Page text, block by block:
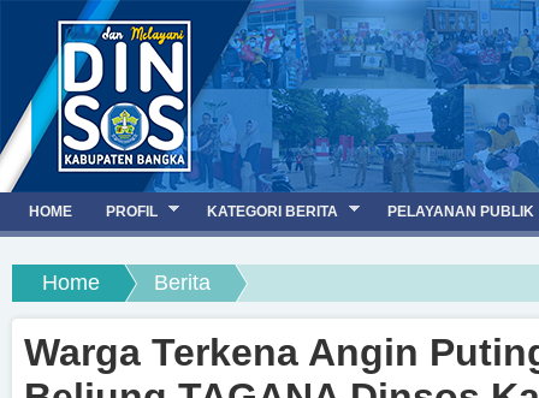
Jump to navigation
You are here
Home Berita
Warga Terkena Angin
HOME PROFIL KATEGORI BERITA PELAYANAN PUBLIK